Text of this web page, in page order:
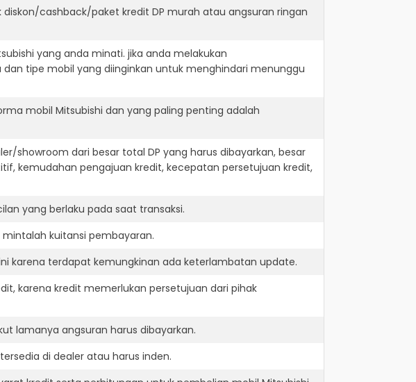
cashback/paket kredit DP murah atau angsuran ringan
yang anda minati. jika anda melakukan
tipe mobil yang diinginkan untuk menghindari menunggu
mobil Mitsubishi dan yang paling penting adalah
showroom dari besar total DP yang harus dibayarkan, besar
kemudahan pengajuan kredit, kecepatan persetujuan kredit,
yang berlaku pada saat transaksi.
kuitansi pembayaran.
karena terdapat kemungkinan ada keterlambatan update.
karena kredit memerlukan persetujuan dari pihak
lamanya angsuran harus dibayarkan.
di dealer atau harus inden.